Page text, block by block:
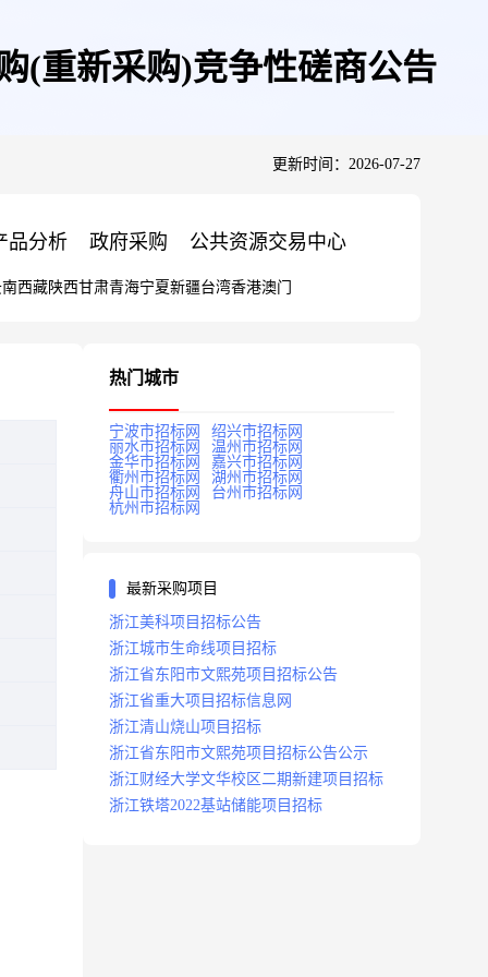
(重新采购)竞争性磋商公告
更新时间：2026-07-27
品分析 政府采购 公共资源交易中心
西藏陕西甘肃青海宁夏新疆台湾香港澳门
热门城市
宁波市招标网
绍兴市招标网
丽水市招标网
温州市招标网
金华市招标网
嘉兴市招标网
衢州市招标网
湖州市招标网
舟山市招标网
台州市招标网
杭州市招标网
最新采购项目
浙江美科项目招标公告
浙江城市生命线项目招标
浙江省东阳市文熙苑项目招标公告
浙江省重大项目招标信息网
浙江清山烧山项目招标
浙江省东阳市文熙苑项目招标公告公示
浙江财经大学文华校区二期新建项目招标
浙江铁塔2022基站储能项目招标